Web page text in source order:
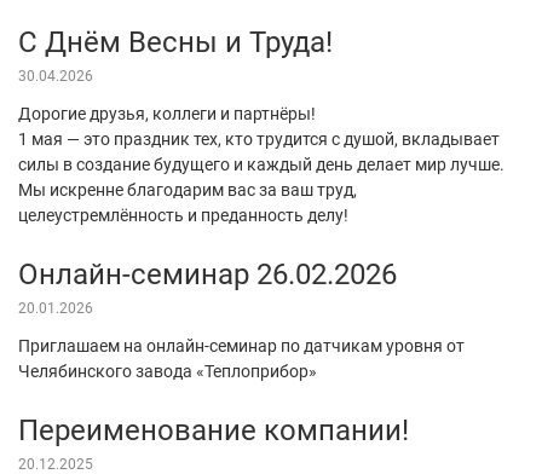
С Днём Весны и Труда!
30.04.2026
Дорогие друзья, коллеги и партнёры!
1 мая — это праздник тех, кто трудится с душой, вкладывает
силы в создание будущего и каждый день делает мир лучше.
Мы искренне благодарим вас за ваш труд,
целеустремлённость и преданность делу!
Онлайн-семинар 26.02.2026
20.01.2026
Приглашаем на онлайн-семинар по датчикам уровня от
Челябинского завода «Теплоприбор»
Переименование компании!
20.12.2025